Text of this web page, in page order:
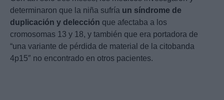
determinaron que la niña sufría un síndrome de
duplicación y delección que afectaba a los
cromosomas 13 y 18, y también que era portadora de
“una variante de pérdida de material de la citobanda
4p15″ no encontrado en otros pacientes.